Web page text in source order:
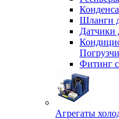
Шланги
Датчики
Фитинг
Агрегаты